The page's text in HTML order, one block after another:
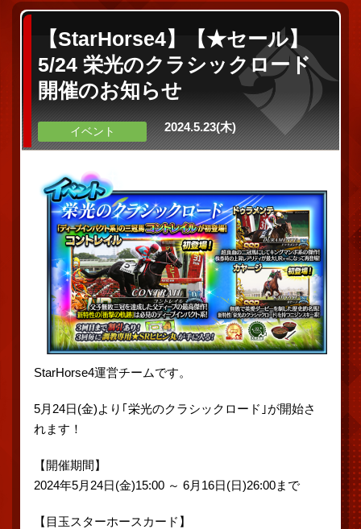
【StarHorse4】【★セール】
5/24 栄光のクラシックロード
開催のお知らせ
イベント 2024.5.23(木)
StarHorse4運営チームです。
5月24日(金)より｢栄光のクラシックロード｣が開始さ
れます！
【開催期間】
2024年5月24日(金)15:00 ～ 6月16日(日)26:00まで
【目玉スターホースカード】